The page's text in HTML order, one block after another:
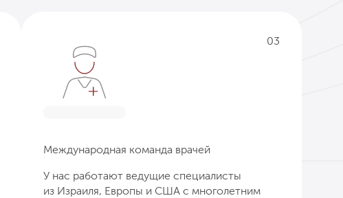
03
Международная команда врачей
У нас работают ведущие специалисты
из Израиля, Европы и США с многолетним